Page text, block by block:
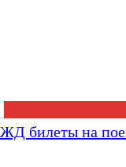
ЖД билеты на